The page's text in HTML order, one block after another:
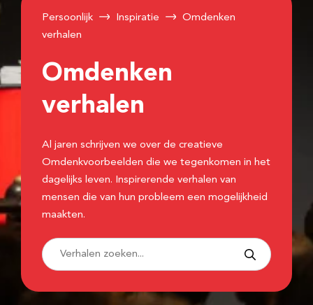
Persoonlijk Inspiratie
Omdenken
verhalen
Omdenken
verhalen
Al jaren schrijven we over de creatieve
Omdenkvoorbeelden die we tegenkomen in het
dagelijks leven. Inspirerende verhalen van
mensen die van hun probleem een mogelijkheid
maakten.